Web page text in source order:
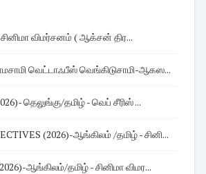
சினிமா விமர்சனம் ( ஆக்சன் திர...
வெட்டாஃபீஸ் வெங்கிடுசாமி-ஆகஸ...
SUPER SUBBU (2026)- தெலுங்கு/தமிழ் - வெப் சீரிஸ் ...
(2026)-ஆங்கிலம் /தமிழ் - சினி...
ஆங்கிலம்/தமிழ் - சினிமா விமர...